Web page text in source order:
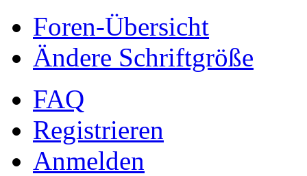
Foren-Übersicht
Ändere Schriftgröße
FAQ
Registrieren
Anmelden